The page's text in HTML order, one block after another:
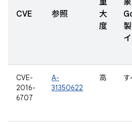
CVE 参照
重
大
度
CVE-
2016-
6707
A-
31350622
高 す